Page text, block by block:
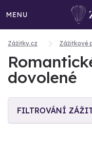
MENU
Zážitky.cz Zážitkové
dovolené
FILTROVÁNÍ